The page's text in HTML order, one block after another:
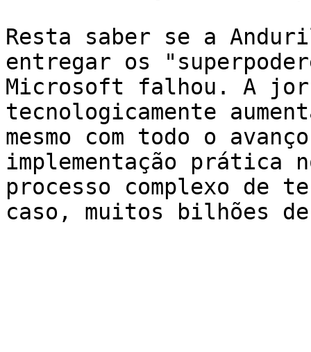
Resta saber se a
entregar os
Microsoft falhou. A
tecnologicamente
mesmo com todo o
implementação prática
processo complexo
caso, muitos bilhões